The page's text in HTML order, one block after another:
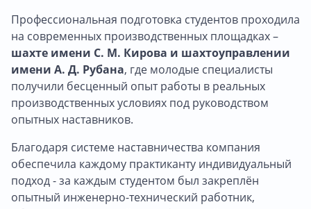
Профессиональная подготовка студентов проходила
на современных производственных площадках –
шахте имени С. М. Кирова и шахтоуправлении
имени А. Д. Рубана, где молодые специалисты
получили бесценный опыт работы в реальных
производственных условиях под руководством
опытных наставников.
Благодаря системе наставничества компания
обеспечила каждому практиканту индивидуальный
подход - за каждым студентом был закреплён
опытный инженерно-технический работник,